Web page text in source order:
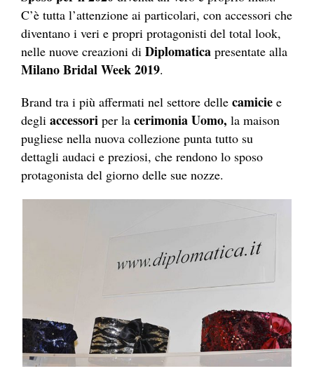
C’è tutta l’attenzione ai particolari, con accessori che
diventano i veri e propri protagonisti del total look,
nelle nuove creazioni di Diplomatica presentate alla
Milano Bridal Week 2019.
Brand tra i più affermati nel settore delle camicie e
degli accessori per la cerimonia Uomo, la maison
pugliese nella nuova collezione punta tutto su
dettagli audaci e preziosi, che rendono lo sposo
protagonista del giorno delle sue nozze.